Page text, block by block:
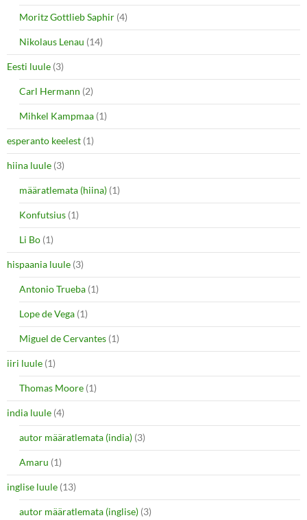
Moritz Gottlieb Saphir (4)
Nikolaus Lenau (14)
Eesti luule (3)
Carl Hermann (2)
Mihkel Kampmaa (1)
esperanto keelest (1)
hiina luule (3)
määratlemata (hiina) (1)
Konfutsius (1)
Li Bo (1)
hispaania luule (3)
Antonio Trueba (1)
Lope de Vega (1)
Miguel de Cervantes (1)
iiri luule (1)
Thomas Moore (1)
india luule (4)
autor määratlemata (india) (3)
Amaru (1)
inglise luule (13)
autor määratlemata (inglise) (3)